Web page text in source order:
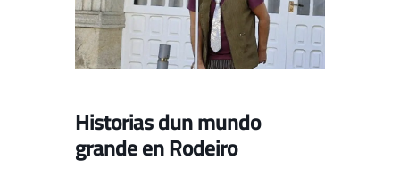
Historias dun mundo
grande en Rodeiro